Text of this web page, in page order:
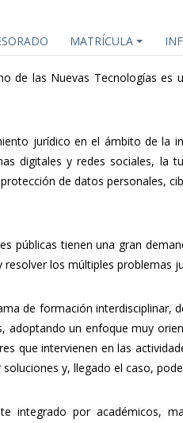
MATRÍCULA
de las Nuevas Tecnologías es
jurídico en el ámbito de la
digitales y redes sociales, la
de datos personales,
públicas tienen una gran
los múltiples problemas
de formación interdisciplinar,
un enfoque muy
que intervienen en las
y, llegado el caso,
integrado por académicos,